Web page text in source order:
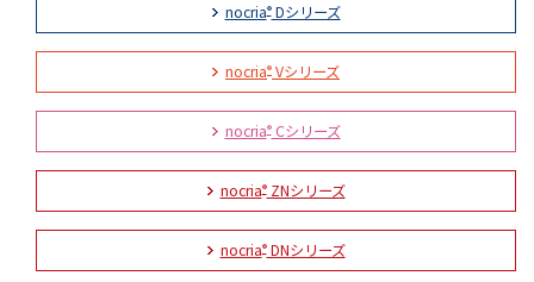
nocria®Dシリーズ
nocria® Vシリーズ
nocria®Cシリーズ
nocria®ZNシリーズ
nocria®DNシリーズ